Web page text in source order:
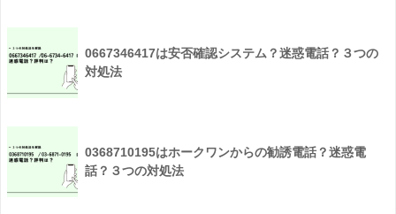
0667346417は安否確認システム？迷惑電話？３つの
対処法
0368710195はホークワンからの勧誘電話？迷惑電
話？３つの対処法